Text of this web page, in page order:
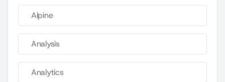
Alpine
Analysis
Analytics